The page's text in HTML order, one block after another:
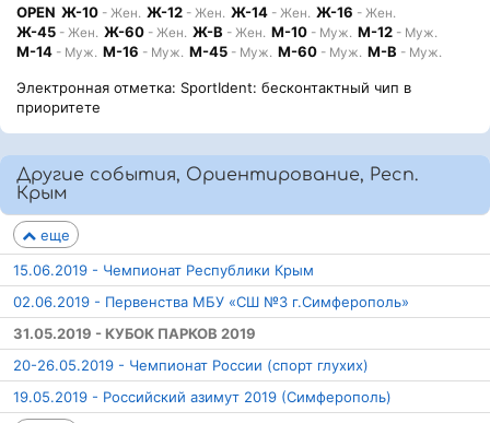
OPEN Ж-10 - Жен. Ж-12 - Жен. Ж-14 - Жен. Ж-16 - Жен.
Ж-45 - Жен. Ж-60 - Жен. Ж-В - Жен. М-10 - Муж. М-12 - Муж.
М-14 - Муж. М-16 - Муж. М-45 - Муж. М-60 - Муж. М-В - Муж.
Электронная отметка: SportIdent: бесконтактный чип в
приоритете
Другие события, Ориентирование, Респ.
Крым
еще
15.06.2019 - Чемпионат Республики Крым
02.06.2019 - Первенства МБУ «СШ №3 г.Симферополь»
31.05.2019 - КУБОК ПАРКОВ 2019
20-26.05.2019 - Чемпионат России (спорт глухих)
19.05.2019 - Российский азимут 2019 (Симферополь)